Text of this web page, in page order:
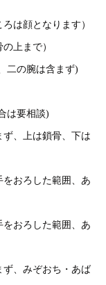
顔となります）
まで）
の腕は含まず)
要相談)
、上は鎖骨、下は
おろした範囲、あ
おろした範囲、あ
、みぞおち・あば